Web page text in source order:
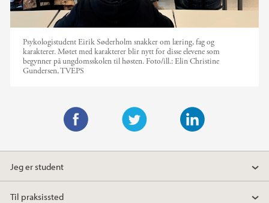
Psykologistudent Eirik Søderholm snakker om læring, fag og
karakterer. Møtet med karakterer blir nytt for disse elevene som
begynner på ungdomsskolen til høsten. Foto/ill.:Elin Christine
Gundersen, TVEPS
w
t
i
k
a
e
Jeg er student
Til praksissted